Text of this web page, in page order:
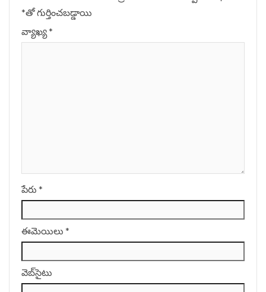
*‌తో గుర్తించబడ్డాయి
వ్యాఖ్య*
పేరు *
ఈమెయిలు *
వెబ్‌సైటు